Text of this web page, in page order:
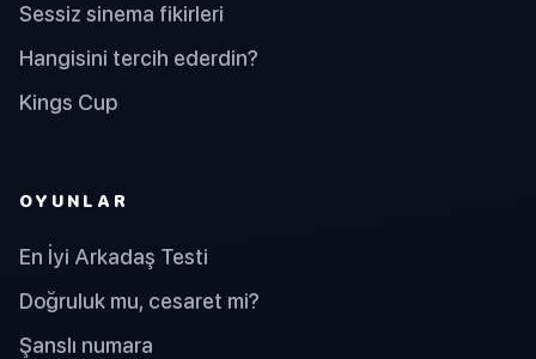
Sessiz sinema fikirleri
Hangisini tercih ederdin?
Kings Cup
OYUNLAR
En İyi Arkadaş Testi
Doğruluk mu, cesaret mi?
Şanslı numara